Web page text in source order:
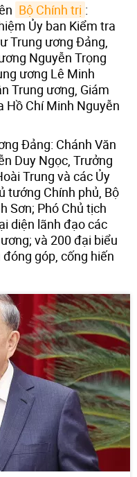
Bộ Chính trị :
Ủy ban Kiểm tra
Trung ương Đảng,
Nguyễn Trọng
ương Lê Minh
Trung ương, Giám
Hồ Chí Minh Nguyễn
Đảng: Chánh Văn
Duy Ngọc, Trưởng
Trung và các Ủy
tướng Chính phủ, Bộ
Sơn; Phó Chủ tịch
diện lãnh đạo các
và 200 đại biểu
góp, cống hiến